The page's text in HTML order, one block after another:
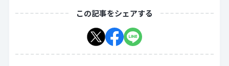
この記事をシェアする